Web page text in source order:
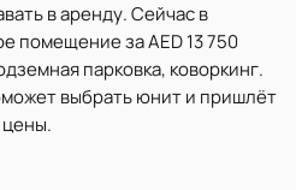
в аренду. Сейчас в
помещение за AED 13 750
парковка, коворкинг.
выбрать юнит и пришлёт